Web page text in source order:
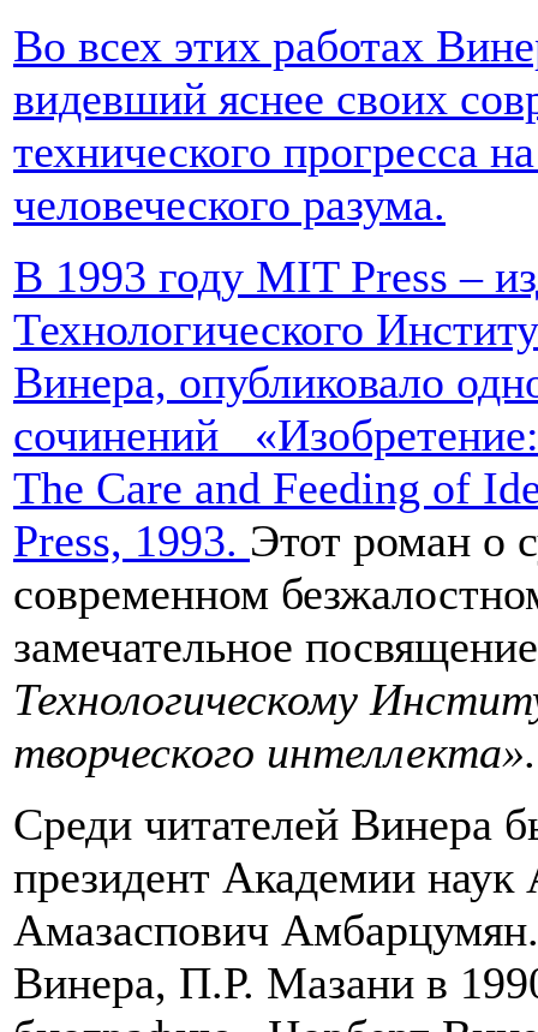
Во всех этих работах
видевший яснее своих
технического прогресса
человеческого разума.
В 1993 году MIT Press –
Технологического
Винера, опубликовало
сочинений
The Care and Feeding of
Press, 1993. Этот роман о
современном
замечательное
Технологическому
творческого интеллекта».
Среди читателей Винера
президент Академии
Амазаспович
Винера, П.Р. Мазани в